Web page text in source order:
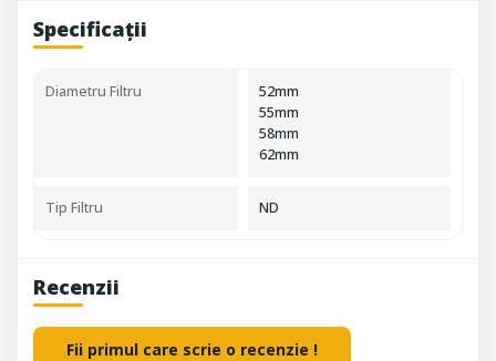
Specificații
Diametru Filtru
52mm
55mm
58mm
62mm
Tip Filtru ND
Recenzii
Fii primul care scrie o recenzie !